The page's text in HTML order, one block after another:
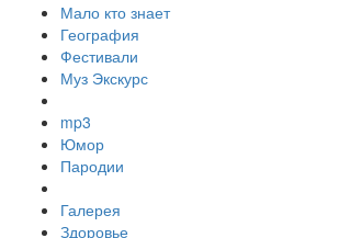
Мало кто знает
География
Фестивали
Муз Экскурс
mp3
Юмор
Пародии
Галерея
Здоровье